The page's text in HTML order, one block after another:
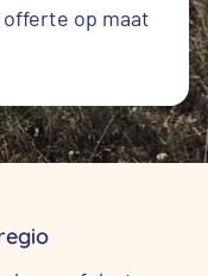
op maat